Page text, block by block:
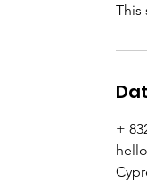
This
+